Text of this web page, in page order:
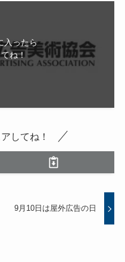
入ったら
ね！
してね！
9月10日は屋外広告の日